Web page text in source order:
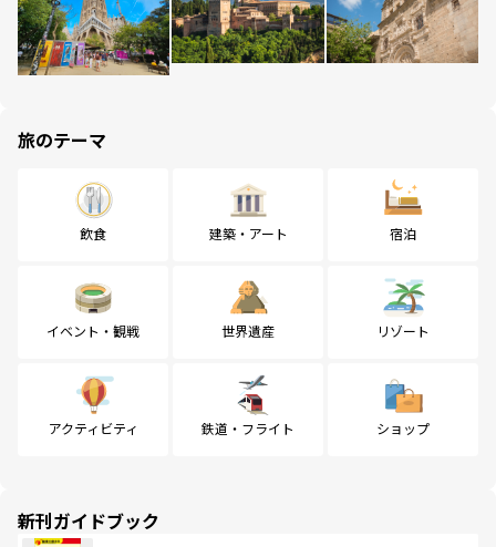
旅のテーマ
飲食 建築・アート 宿泊
イベント・観戦 世界遺産 リゾート
アクティビティ 鉄道・フライト ショップ
新刊ガイドブック